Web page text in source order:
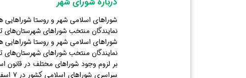
شوراهای اسلامی شهر و روستا شوراهایی
نمایندگان منتخب شوراهای شهرستان‌های
شوراهای اسلامی شهر و روستا شوراهایی
نمایندگان منتخب شوراهای شهرستان‌های
بر لزوم وجود شوراهای مختلف در قانون